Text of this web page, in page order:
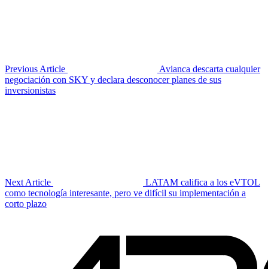
Previous Article
Avianca descarta cualquier
negociación con SKY y declara desconocer planes de sus
inversionistas
Next Article
LATAM califica a los eVTOL
como tecnología interesante, pero ve difícil su implementación a
corto plazo